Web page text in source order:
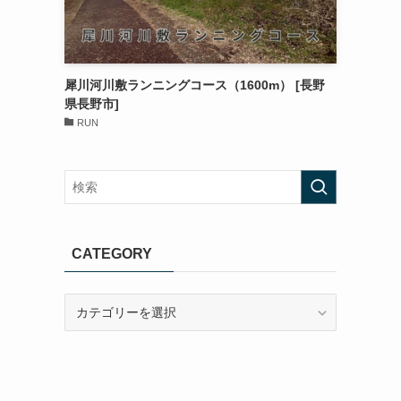
犀川河川敷ランニングコース（1600m） [長野
県長野市]
RUN
CATEGORY